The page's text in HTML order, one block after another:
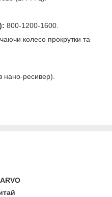
800-1200-1600.
колесо прокрутки та
нано-ресивер).